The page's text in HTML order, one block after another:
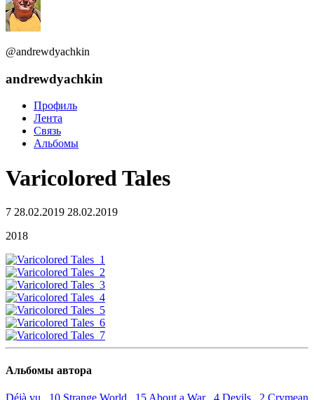
@andrewdyachkin
andrewdyachkin
Профиль
Лента
Связь
Альбомы
Varicolored Tales
7 28.02.2019 28.02.2019
2018
Альбомы автора
Déjà vu 10 Strange World 15 About a War 4 Devils 2 Crymean